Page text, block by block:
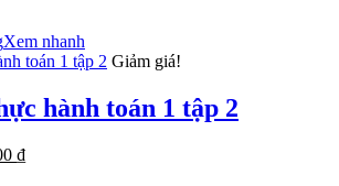
Xem nhanh
toán 1 tập 2 Giảm giá!
hành toán 1 tập 2
₫